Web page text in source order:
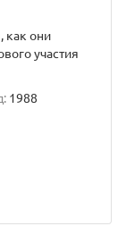
как они
участия
1988